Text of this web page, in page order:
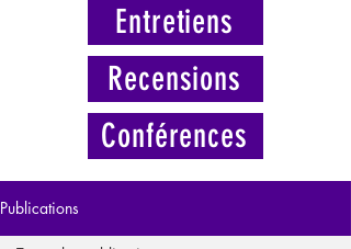
Entretiens
Recensions
Conférences
Publications